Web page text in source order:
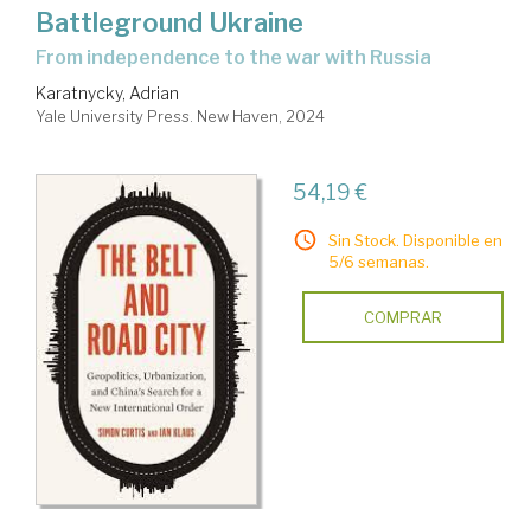
Battleground Ukraine
from independence to the war with Russia
Karatnycky, Adrian
Yale University Press. New Haven, 2024
54,19 €
Sin Stock. Disponible en
5/6 semanas.
COMPRAR